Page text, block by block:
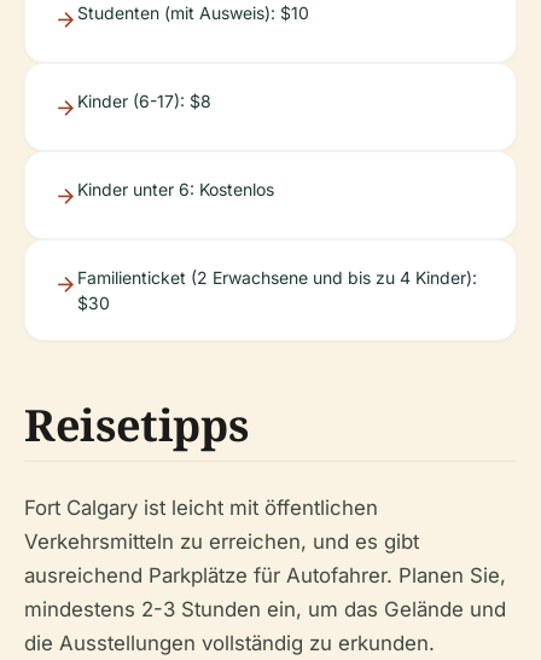
Studenten (mit Ausweis): $10
Kinder (6-17): $8
Kinder unter 6: Kostenlos
Familienticket (2 Erwachsene und bis zu 4 Kinder):
$30
Reisetipps
Fort Calgary ist leicht mit öffentlichen
Verkehrsmitteln zu erreichen, und es gibt
ausreichend Parkplätze für Autofahrer. Planen Sie,
mindestens 2-3 Stunden ein, um das Gelände und
die Ausstellungen vollständig zu erkunden.